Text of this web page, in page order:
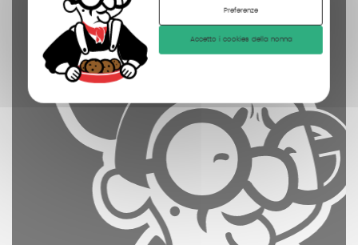
Preferenze
Accetto i cookies della nonna